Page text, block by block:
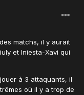
matchs, il y aurait
et Iniesta-Xavi qui
à 3 attaquants, il
où il y a trop de